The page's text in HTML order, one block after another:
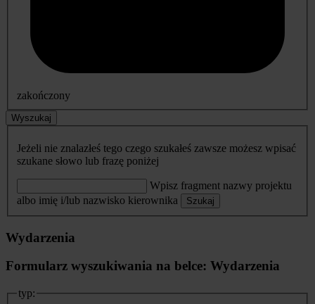
zakończony
Wyszukaj
Jeżeli nie znalazłeś tego czego szukałeś zawsze możesz wpisać
szukane słowo lub frazę poniżej
Wpisz fragment nazwy projektu
albo imię i/lub nazwisko kierownika
Szukaj
Wydarzenia
Formularz wyszukiwania na belce: Wydarzenia
typ: